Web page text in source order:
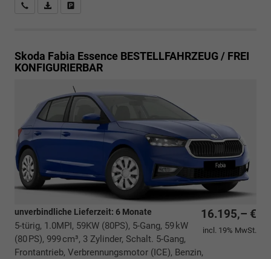
Rückrufbitte absenden
PDF-Datei, Fahrzeugexposé drucken
Skoda Fabia Essence BESTELLFAHRZEUG / FREI
KONFIGURIERBAR
16.195,– €
incl. 19% MwSt.
unverbindliche Lieferzeit: 6 Monate
5-türig, 1.0MPI, 59KW (80PS), 5-Gang, 59 kW
(80 PS), 999 cm³, 3 Zylinder, Schalt. 5-Gang,
Frontantrieb, Verbrennungsmotor (ICE), Benzin,